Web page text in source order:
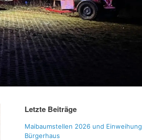
Letzte Beiträge
Maibaumstellen 2026 und Einweihung
Bürgerhaus